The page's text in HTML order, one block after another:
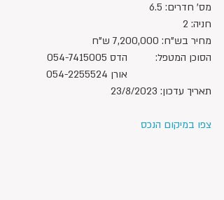
מס' חדרים: 6.5
חניה: 2
מחיר בש"ח: 7,200,000 ש"ח
הסוכן המטפל:	הדס 054-7415005
תאריך עדכון: 23/8/2023
צפו במיקום הנכס